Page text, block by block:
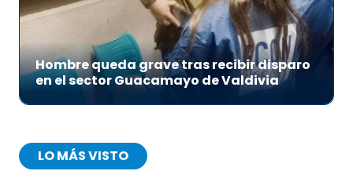
Hombre queda grave tras recibir disparo
en el sector Guacamayo de Valdivia
LO MÁS VISTO